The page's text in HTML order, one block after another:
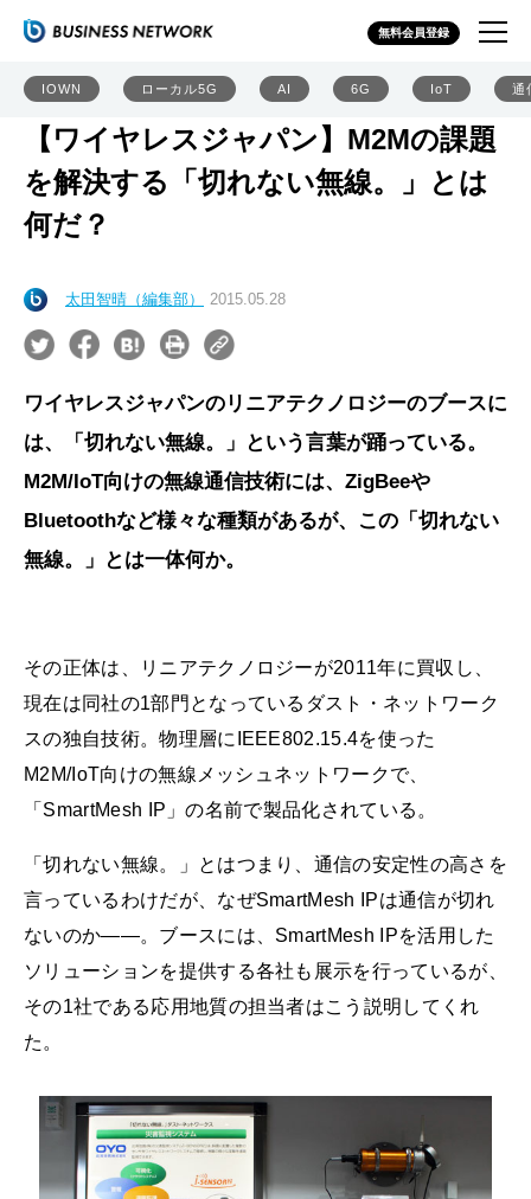
無料会員登録
IOWN ローカル5G AI 6G IoT 通
【ワイヤレスジャパン】M2Mの課題
を解決する「切れない無線。」とは
何だ？
太田智晴（編集部） 2015.05.28
ワイヤレスジャパンのリニアテクノロジーのブースに
は、「切れない無線。」という言葉が踊っている。
M2M/IoT向けの無線通信技術には、ZigBeeや
Bluetoothなど様々な種類があるが、この「切れない
無線。」とは一体何か。
その正体は、リニアテクノロジーが2011年に買収し、
現在は同社の1部門となっているダスト・ネットワーク
スの独自技術。物理層にIEEE802.15.4を使った
M2M/IoT向けの無線メッシュネットワークで、
「SmartMesh IP」の名前で製品化されている。
「切れない無線。」とはつまり、通信の安定性の高さを
言っているわけだが、なぜSmartMesh IPは通信が切れ
ないのか――。ブースには、SmartMesh IPを活用した
ソリューションを提供する各社も展示を行っているが、
その1社である応用地質の担当者はこう説明してくれ
た。